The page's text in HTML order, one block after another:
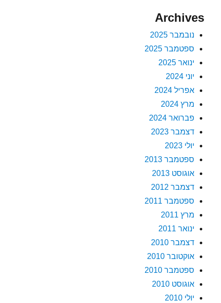
Archives
נובמבר 2025
ספטמבר 2025
ינואר 2025
יוני 2024
אפריל 2024
מרץ 2024
פברואר 2024
דצמבר 2023
יולי 2023
ספטמבר 2013
אוגוסט 2013
דצמבר 2012
ספטמבר 2011
מרץ 2011
ינואר 2011
דצמבר 2010
אוקטובר 2010
ספטמבר 2010
אוגוסט 2010
יולי 2010